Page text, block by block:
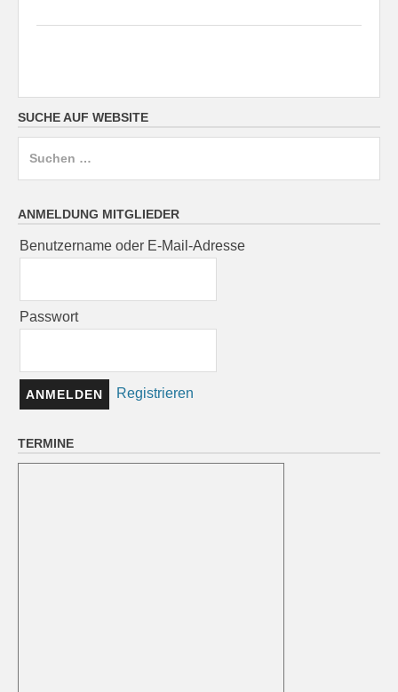
SUCHE AUF WEBSITE
ANMELDUNG MITGLIEDER
Benutzername oder E-Mail-Adresse
Passwort
Registrieren
TERMINE